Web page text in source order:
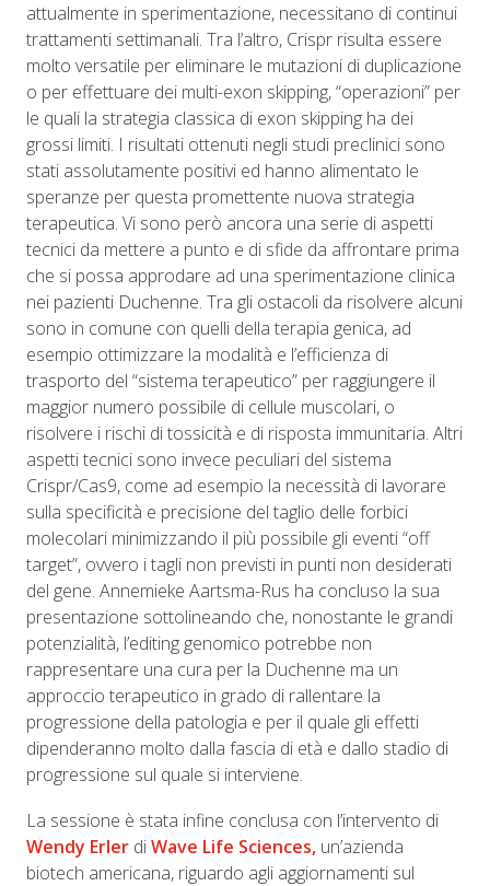
attualmente in sperimentazione, necessitano di continui
trattamenti settimanali. Tra l’altro, Crispr risulta essere
molto versatile per eliminare le mutazioni di duplicazione
o per effettuare dei multi-exon skipping, “operazioni” per
le quali la strategia classica di exon skipping ha dei
grossi limiti. I risultati ottenuti negli studi preclinici sono
stati assolutamente positivi ed hanno alimentato le
speranze per questa promettente nuova strategia
terapeutica. Vi sono però ancora una serie di aspetti
tecnici da mettere a punto e di sfide da affrontare prima
che si possa approdare ad una sperimentazione clinica
nei pazienti Duchenne. Tra gli ostacoli da risolvere alcuni
sono in comune con quelli della terapia genica, ad
esempio ottimizzare la modalità e l’efficienza di
trasporto del “sistema terapeutico” per raggiungere il
maggior numero possibile di cellule muscolari, o
risolvere i rischi di tossicità e di risposta immunitaria. Altri
aspetti tecnici sono invece peculiari del sistema
Crispr/Cas9, come ad esempio la necessità di lavorare
sulla specificità e precisione del taglio delle forbici
molecolari minimizzando il più possibile gli eventi “off
target”, ovvero i tagli non previsti in punti non desiderati
del gene. Annemieke Aartsma-Rus ha concluso la sua
presentazione sottolineando che, nonostante le grandi
potenzialità, l’editing genomico potrebbe non
rappresentare una cura per la Duchenne ma un
approccio terapeutico in grado di rallentare la
progressione della patologia e per il quale gli effetti
dipenderanno molto dalla fascia di età e dallo stadio di
progressione sul quale si interviene.
La sessione è stata infine conclusa con l’intervento di
Wendy Erler diWave Life Sciences, un’azienda
biotech americana, riguardo agli aggiornamenti sul